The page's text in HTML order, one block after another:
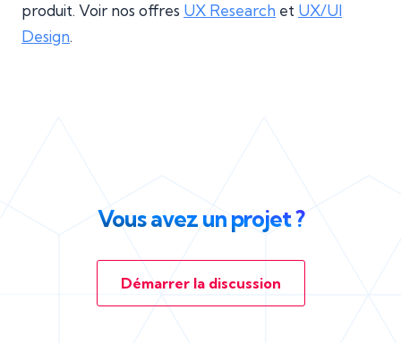
produit. Voir nos offres UX Research et UX/UI
Design.
Vous avez un projet ?
Démarrer la discussion